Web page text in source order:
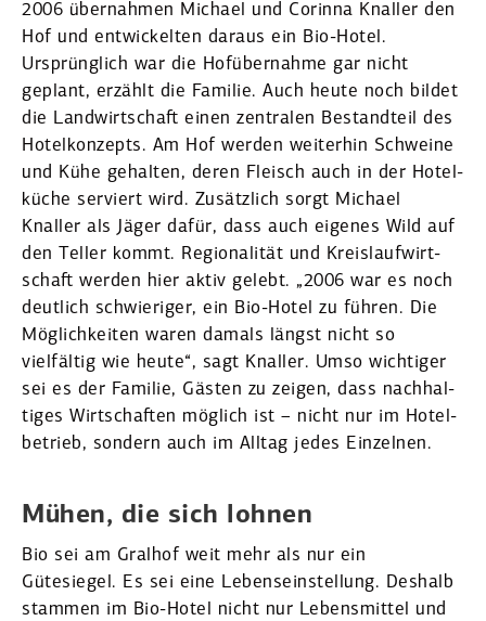
2006 übernahmen Michael und Corinna Knaller den
Hof und entwi­ckelten daraus ein Bio-Hotel.
Ursprünglich war die Hofüber­nahme gar nicht
geplant, erzählt die Familie. Auch heute noch bildet
die Landwirt­schaft einen zentralen Bestandteil des
Hotel­kon­zepts. Am Hof werden weiterhin Schweine
und Kühe gehalten, deren Fleisch auch in der Hotel­
küche serviert wird. Zusätzlich sorgt Michael
Knaller als Jäger dafür, dass auch eigenes Wild auf
den Teller kommt. Regio­na­lität und Kreis­lauf­wirt­
schaft werden hier aktiv gelebt. „2006 war es noch
deutlich schwie­riger, ein Bio-Hotel zu führen. Die
Möglich­keiten waren damals längst nicht so
vielfältig wie heute“, sagt Knaller. Umso wichtiger
sei es der Familie, Gästen zu zeigen, dass nachhal­
tiges Wirtschaften möglich ist – nicht nur im Hotel­
be­trieb, sondern auch im Alltag jedes Einzelnen.
Mühen, die sich lohnen
Bio sei am Gralhof weit mehr als nur ein
Gütesiegel. Es sei eine Lebens­ein­stellung. Deshalb
stammen im Bio-Hotel nicht nur Lebens­mittel und